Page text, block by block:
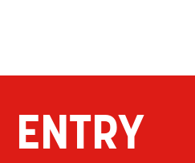
ENTRY